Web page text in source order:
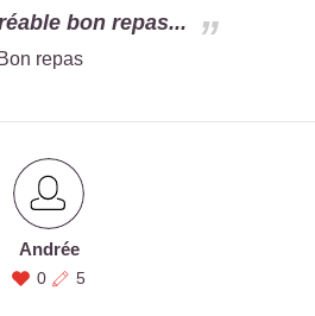
bon repas...
repas
Andrée
0 5